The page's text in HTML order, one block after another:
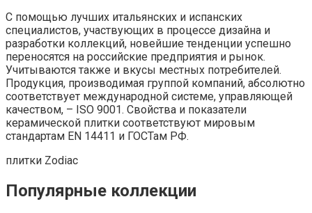
С помощью лучших итальянских и испанских
специалистов, участвующих в процессе дизайна и
разработки коллекций, новейшие тенденции успешно
переносятся на российские предприятия и рынок.
Учитываются также и вкусы местных потребителей.
Продукция, производимая группой компаний, абсолютно
соответствует международной системе, управляющей
качеством, – ISO 9001. Свойства и показатели
керамической плитки соответствуют мировым
стандартам EN 14411 и ГОСТам РФ.
плитки Zodiac
Популярные коллекции